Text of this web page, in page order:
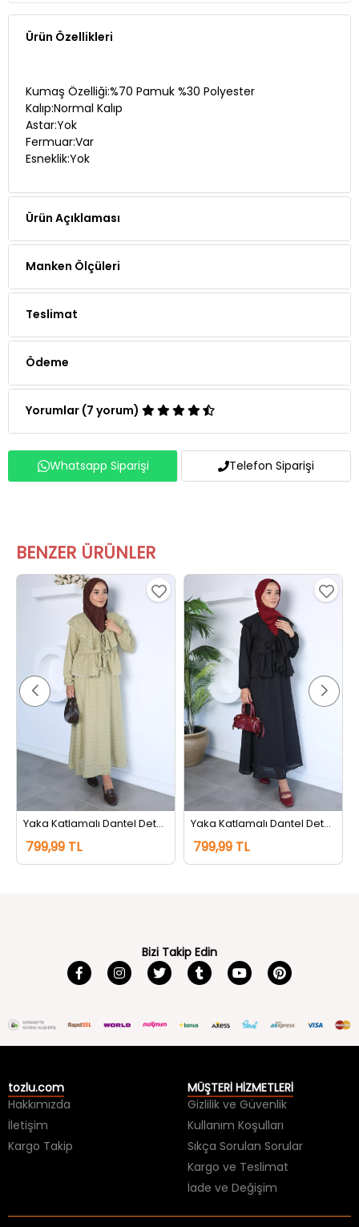
Ürün Özellikleri
Kumaş Özelliği:%70 Pamuk %30 Polyester
Kalıp:Normal Kalıp
Astar:Yok
Fermuar:Var
Esneklik:Yok
Ürün Açıklaması
Manken Ölçüleri
Teslimat
Ödeme
Yorumlar (7 yorum)
Whatsapp Siparişi Telefon Siparişi
BENZER ÜRÜNLER
Yaka Katlamalı Dantel Detaylı Bluz Etek Tesettür İkili Takım Haki
799,99 TL
Yaka Katlamalı Dantel Detaylı Bluz Etek Tesettür İkili Takım Siyah
799,99 TL
Bizi Takip Edin
tozlu.com
Hakkımızda
İletişim
Kargo Takip
MÜŞTERİ HİZMETLERİ
Gizlilik ve Güvenlik
Kullanım Koşulları
Sıkça Sorulan Sorular
Kargo ve Teslimat
İade ve Değişim